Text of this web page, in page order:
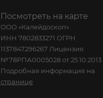
Посмотреть на карте
ООО «Калейдоскоп»
ИНН 7802833271 ОГРН
1137847296267 Лицензия
№78РПА0005028 от 25.10.2013
Подробная информация на
странице